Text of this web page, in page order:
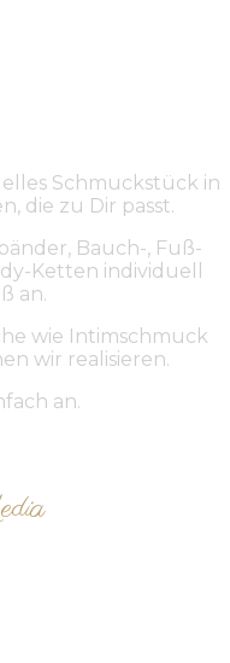
Schmuckstück in
die zu Dir passt.
Bauch-, Fuß-
Ketten individuell
an.
wie Intimschmuck
wir realisieren.
an.